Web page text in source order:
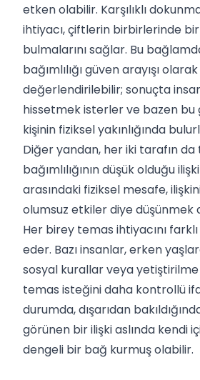
etken olabilir. Karşılıklı
ihtiyacı, çiftlerin birbirlerinde
bulmalarını sağlar. Bu
bağımlılığı güven arayışı
değerlendirilebilir; sonuçta
hissetmek isterler ve bazen bu
kişinin fiziksel yakınlığında
Diğer yandan, her iki tarafın da
bağımlılığının düşük olduğu
arasındaki fiziksel mesafe,
olumsuz etkiler diye düşünmek
Her birey temas ihtiyacını
eder. Bazı insanlar, erken
sosyal kurallar veya
temas isteğini daha kontrollü
durumda, dışarıdan
görünen bir ilişki aslında kendi
dengeli bir bağ kurmuş olabilir.